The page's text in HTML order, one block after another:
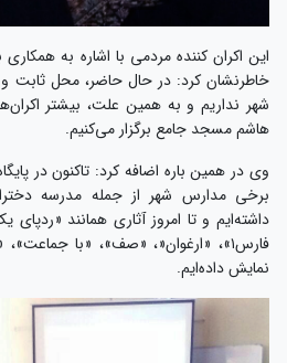
این اکران کننده مردمی با اشاره به
خاطرنشان کرد: در حال حاضر، محل ثابت
شهر نداریم و به همین علت، بیشتر
هاشم مسجد جامع برگزار می‌کنیم.
وی در همین باره اضافه کرد: تاکنون در
برخی مدارس شهر از جمله مدرسه
داشته‌ایم و تا امروز آثاری همانند «ردپای
فارس۱»، «ارغوان«، «صف»، «با
نمایش داده‌ایم.